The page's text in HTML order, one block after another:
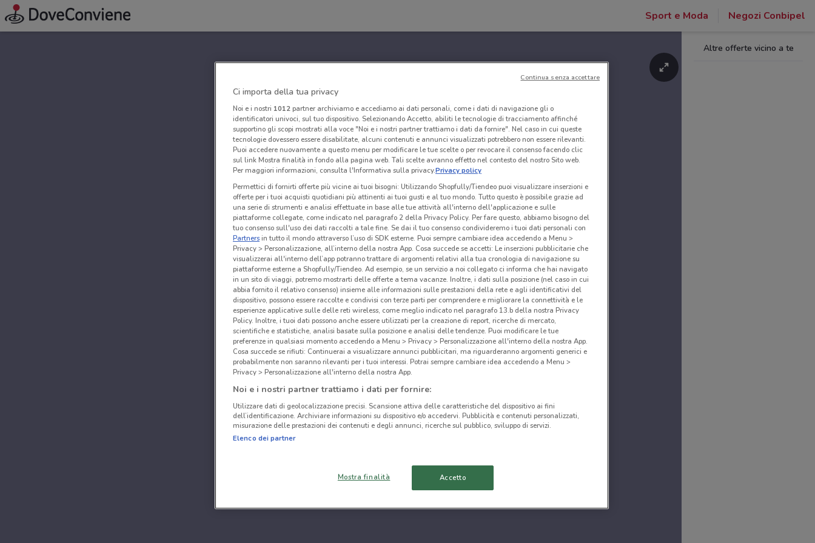
Sport e Moda Negozi Conbipel
Altre offerte vicino a te
Ci importa della tua privacy
Noi e i nostri 1012partner archiviamo e accediamo ai dati personali, come i dati di navigazione gli o
identificatori univoci, sul tuo dispositivo. Selezionando Accetto, abiliti le tecnologie di tracciamento affinché
supportino gli scopi mostrati alla voce "Noi e i nostri partner trattiamo i dati da fornire". Nel caso in cui queste
tecnologie dovessero essere disabilitate, alcuni contenuti e annunci visualizzati potrebbero non essere rilevanti.
Puoi accedere nuovamente a questo menu per modificare le tue scelte o per revocare il consenso facendo clic
sul link Mostra finalità in fondo alla pagina web. Tali scelte avranno effetto nel contesto del nostro Sito web.
Per maggiori informazioni, consulta l'Informativa sulla privacy.Privacy policy
Permettici di fornirti offerte più vicine ai tuoi bisogni: Utilizzando Shopfully/Tiendeo puoi visualizzare inserzioni e
offerte per i tuoi acquisti quotidiani più attinenti ai tuoi gusti e al tuo mondo. Tutto questo è possibile grazie ad
una serie di strumenti e analisi effettuate in base alle tue attività all'interno dell'applicazione e sulle
piattaforme collegate, come indicato nel paragrafo 2 della Privacy Policy. Per fare questo, abbiamo bisogno del
tuo consenso sull'uso dei dati raccolti a tale fine. Se dai il tuo consenso condivideremo i tuoi dati personali con
Partnersin tutto il mondo attraverso l’uso di SDK esterne. Puoi sempre cambiare idea accedendo a Menu >
Privacy > Personalizzazione, all’interno della nostra App. Cosa succede se accetti: Le inserzioni pubblicitarie che
visualizzerai all'interno dell’app potranno trattare di argomenti relativi alla tua cronologia di navigazione su
piattaforme esterne a Shopfully/Tiendeo. Ad esempio, se un servizio a noi collegato ci informa che hai navigato
in un sito di viaggi, potremo mostrarti delle offerte a tema vacanze. Inoltre, i dati sulla posizione (nel caso in cui
abbia fornito il relativo consenso) insieme alle informazioni sulle prestazioni della rete e agli identificativi del
dispositivo, possono essere raccolte e condivisi con terze parti per comprendere e migliorare la connettività e le
esperienze applicative sulle delle reti wireless, come meglio indicato nel paragrafo 13.b della nostra Privacy
Policy. Inoltre, i tuoi dati possono anche essere utilizzati per la creazione di report, ricerche di mercato,
scientifiche e statistiche, analisi basate sulla posizione e analisi delle tendenze. Puoi modificare le tue
preferenze in qualsiasi momento accedendo a Menu > Privacy > Personalizzazione all'interno della nostra App.
Cosa succede se rifiuti: Continuerai a visualizzare annunci pubblicitari, ma riguarderanno argomenti generici e
probabilmente non saranno rilevanti per i tuoi interessi. Potrai sempre cambiare idea accedendo a Menu >
Privacy > Personalizzazione all'interno della nostra App.
Noi e i nostri partner trattiamo i dati per fornire:
Utilizzare dati di geolocalizzazione precisi. Scansione attiva delle caratteristiche del dispositivo ai fini
dell’identificazione. Archiviare informazioni su dispositivo e/o accedervi. Pubblicità e contenuti personalizzati,
misurazione delle prestazioni dei contenuti e degli annunci, ricerche sul pubblico, sviluppo di servizi.
Elenco dei partner
Mostra finalità Accetto
Continua senza accettare